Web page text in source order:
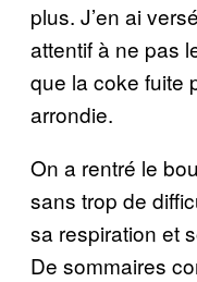
plus. J’en ai
attentif à ne pas
que la coke fuite
arrondie.
On a rentré le
sans trop de
sa respiration et
De sommaires